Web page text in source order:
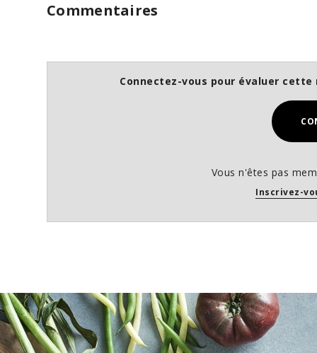
m
Commentaires
Connectez-vous pour évaluer
Vous n'êtes pas
Inscrivez-